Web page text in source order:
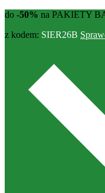
do -50% na PAKIETY
z kodem: SIER26B